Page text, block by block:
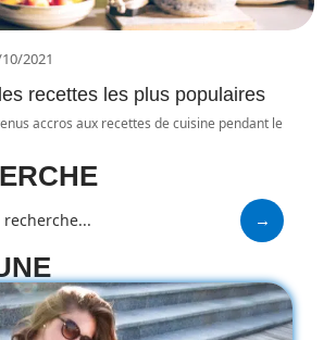
2021
recettes les plus populaires
accros aux recettes de cuisine pendant le